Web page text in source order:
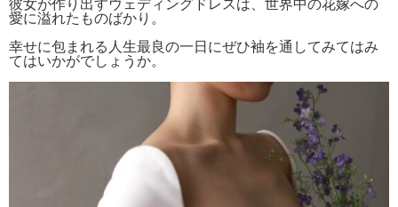
彼女が作り出すウェディングドレスは、世界中の花嫁への
愛に溢れたものばかり。
幸せに包まれる人生最良の一日にぜひ袖を通してみてはみ
てはいかがでしょうか。